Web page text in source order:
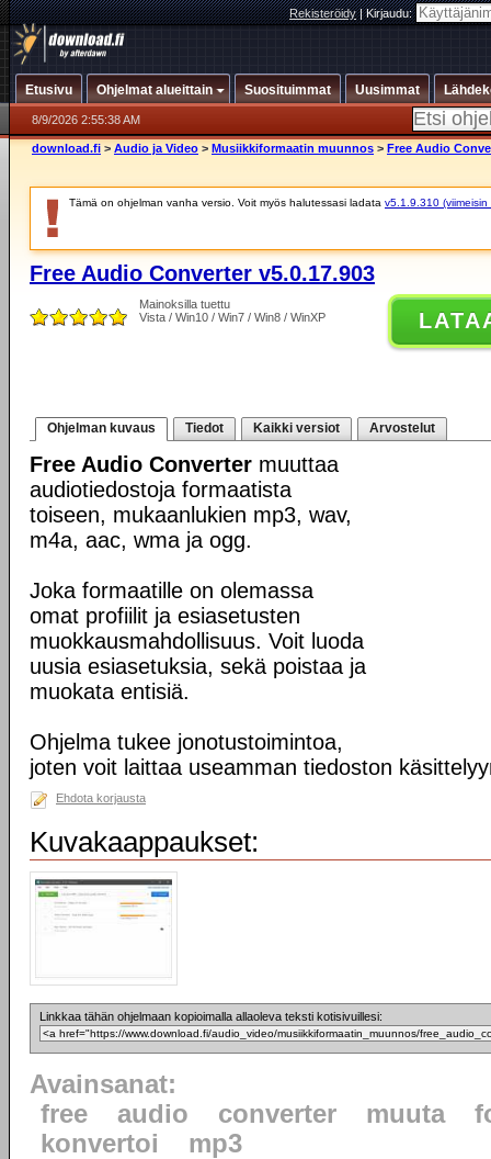
Rekisteröidy|Kirjaudu:
Etusivu Ohjelmat alueittain Suosituimmat Uusimmat
8/9/2026 2:55:38 AM
download.fi > Audio ja Video > Musiikkiformaatin muunnos > Free Audio
Tämä on ohjelman vanha versio. Voit myös halutessasi ladata v5.1.9.310 (viimeisin
Free Audio Converter v5.0.17.903
Mainoksilla tuettu
Vista / Win10 / Win7 / Win8 / WinXP
Ohjelman kuvaus Tiedot Kaikki versiot Arvostelut
Free Audio Converter muuttaa
audiotiedostoja formaatista
toiseen, mukaanlukien mp3, wav,
m4a, aac, wma ja ogg.
Joka formaatille on olemassa
omat profiilit ja esiasetusten
muokkausmahdollisuus. Voit luoda
uusia esiasetuksia, sekä poistaa ja
muokata entisiä.
Ohjelma tukee jonotustoimintoa,
joten voit laittaa useamman tiedoston
Ehdota korjausta
Kuvakaappaukset:
Linkkaa tähän ohjelmaan kopioimalla allaoleva teksti kotisivuillesi:
Avainsanat:
free
audio converter muuta
konvertoi
mp3